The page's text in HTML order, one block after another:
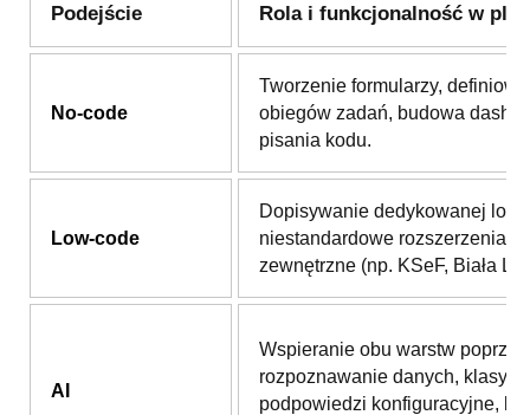
Podejście Rola i funkcjonalność w
No-code
Tworzenie formularzy,
obiegów zadań, budowa
pisania kodu.
Low-code
Dopisywanie dedykowanej
niestandardowe rozszerzenia i
zewnętrzne (np. KSeF, Biała
AI
Wspieranie obu warstw
rozpoznawanie danych,
podpowiedzi konfiguracyjne,